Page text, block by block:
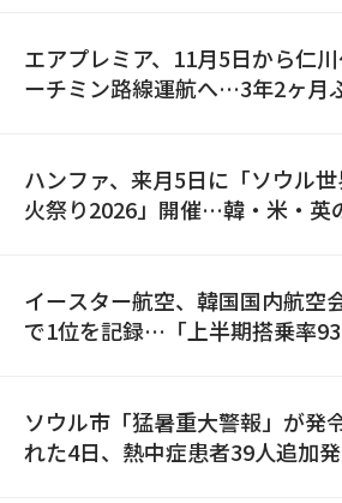
エアプレミア、11月5日から仁
ーチミン路線運航へ…3年2ヶ月
ハンファ、来月5日に「ソウル
火祭り2026」開催…韓・米・英
イースター航空、韓国国内航空
で1位を記録…「上半期搭乗率
ソウル市「猛暑重大警報」が発
れた4日、熱中症患者39人追加